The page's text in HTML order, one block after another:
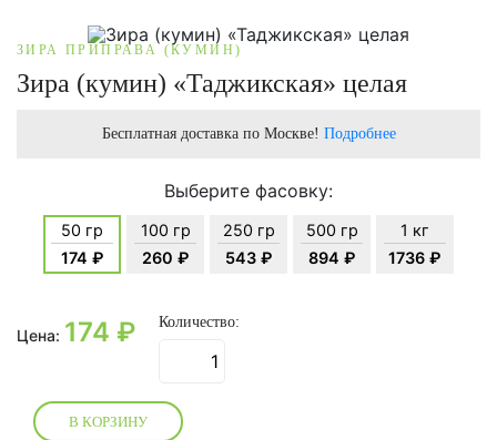
ЗИРА ПРИПРАВА (КУМИН)
Зира (кумин) «Таджикская» целая
Бесплатная доставка по Москве! Подробнее
Выберите фасовку:
50 гр
174 ₽
100 гр
260 ₽
250 гр
543 ₽
500 гр
894 ₽
1 кг
1736 ₽
Цена: 174 ₽ Количество:
В КОРЗИНУ